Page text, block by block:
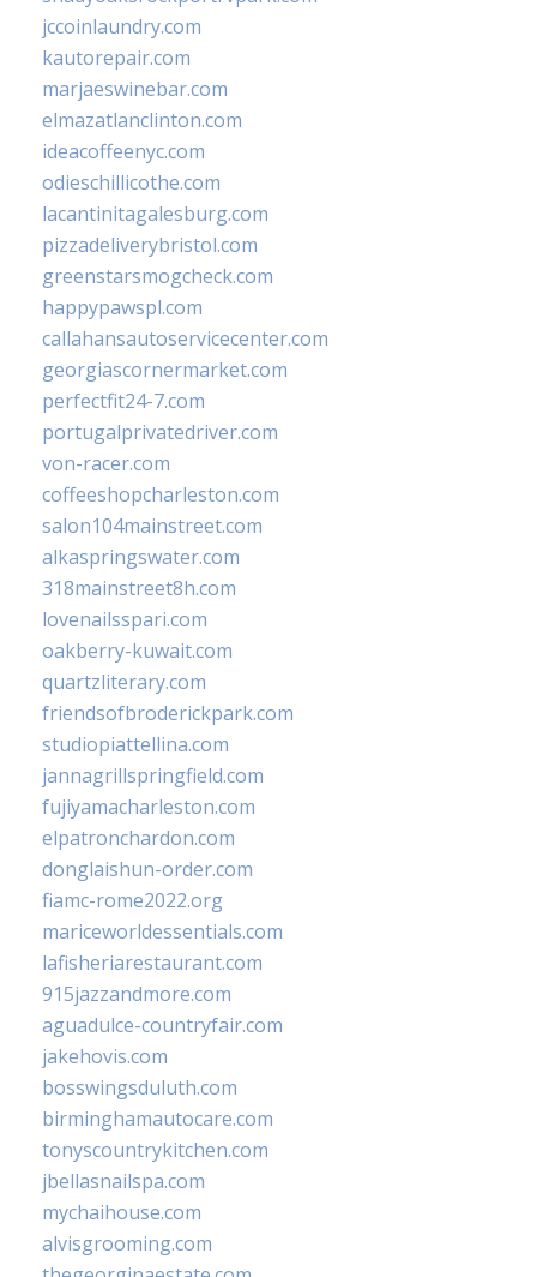
jccoinlaundry.com
kautorepair.com
marjaeswinebar.com
elmazatlanclinton.com
ideacoffeenyc.com
odieschillicothe.com
lacantinitagalesburg.com
pizzadeliverybristol.com
greenstarsmogcheck.com
happypawspl.com
callahansautoservicecenter.com
georgiascornermarket.com
perfectfit24-7.com
portugalprivatedriver.com
von-racer.com
coffeeshopcharleston.com
salon104mainstreet.com
alkaspringswater.com
318mainstreet8h.com
lovenailsspari.com
oakberry-kuwait.com
quartzliterary.com
friendsofbroderickpark.com
studiopiattellina.com
jannagrillspringfield.com
fujiyamacharleston.com
elpatronchardon.com
donglaishun-order.com
fiamc-rome2022.org
mariceworldessentials.com
lafisheriarestaurant.com
915jazzandmore.com
aguadulce-countryfair.com
jakehovis.com
bosswingsduluth.com
birminghamautocare.com
tonyscountrykitchen.com
jbellasnailspa.com
mychaihouse.com
alvisgrooming.com